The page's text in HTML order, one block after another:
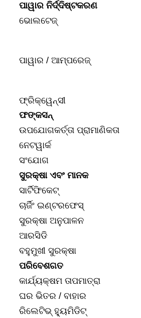
ପାୱାର ନିର୍ଦ୍ଦିଷ୍ଟକରଣ
ଭୋଲଟେଜ୍
ପାୱାର / ଆମ୍ପରେଜ୍
ଫ୍ରିକ୍ୱେନ୍ସୀ
ଫଙ୍କସନ୍
ଉପଯୋଗକର୍ତ୍ତା ପ୍ରାମାଣିକତା
ନେଟୱାର୍କ
ସଂଯୋଗ
ସୁରକ୍ଷା ଏବଂ ମାନକ
ସାର୍ଟିଫିକେଟ୍
ଚାର୍ଜିଂ ଇଣ୍ଟରଫେସ୍
ସୁରକ୍ଷା ଅନୁପାଳନ
ଆରସିଡି
ବହୁମୁଖୀ ସୁରକ୍ଷା
ପରିବେଶଗତ
କାର୍ଯ୍ୟକ୍ଷମ ତାପମାତ୍ରା
ଘର ଭିତର / ବାହାର
ରିଲେଟିଭ୍ ହ୍ୟୁମିଡିଟ୍